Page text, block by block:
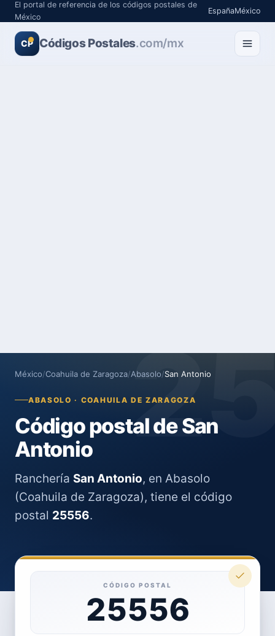
El portal de referencia de los códigos postales de
México
EspañaMéxico
CP Códigos Postales.com/mx
México/Coahuila de Zaragoza/Abasolo/San Antonio
ABASOLO · COAHUILA DE ZARAGOZA
Código postal de San
Antonio
Ranchería San Antonio, en Abasolo
(Coahuila de Zaragoza), tiene el código
postal 25556.
CÓDIGO POSTAL
25556